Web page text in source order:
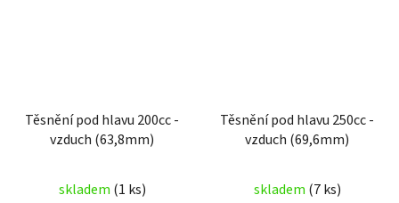
Těsnění pod hlavu 200cc -
vzduch (63,8mm)
skladem (1 ks)
Těsnění pod hlavu 250cc -
vzduch (69,6mm)
skladem (7 ks)